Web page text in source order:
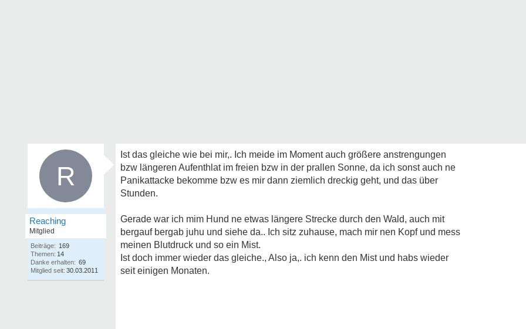
R
Reaching
Mitglied
Beiträge: 169
Themen: 14
Danke erhalten: 69
Mitglied seit: 30.03.2011
Ist das gleiche wie bei mir,. Ich meide im Moment auch größere anstrengungen
bzw längeren Aufenthlat im freien bzw in der prallen Sonne, da ich sonst auch ne
Panikattacke bekomme bzw es mir dann ziemlich dreckig geht, und das über
Stunden.
Gerade war ich mim Hund ne etwas längere Strecke durch den Wald, auch mit
bergauf bergab juhu und siehe da.. Ich sitz zuhause, mach mir nen Kopf und mess
meinen Blutdruck und so ein Mist.
Ist doch immer wieder das gleiche., Also ja,. ich kenn den Mist und habs wieder
seit einigen Monaten.